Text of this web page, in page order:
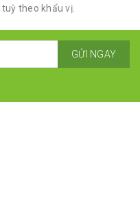
theo khẩu vị.
GỬI NGAY